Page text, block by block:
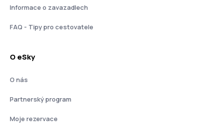
Informace o zavazadlech
FAQ - Tipy pro cestovatele
O eSky
O nás
Partnerský program
Moje rezervace